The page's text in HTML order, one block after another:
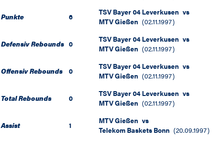
Punkte 6 TSV Bayer 04 Leverkusen vs
MTV Gießen (02.11.1997)
Defensiv Rebounds 0 TSV Bayer 04 Leverkusen vs
MTV Gießen (02.11.1997)
Offensiv Rebounds 0 TSV Bayer 04 Leverkusen vs
MTV Gießen (02.11.1997)
Total Rebounds 0 TSV Bayer 04 Leverkusen vs
MTV Gießen (02.11.1997)
Assist 1 MTV Gießen vs
Telekom Baskets Bonn (20.09.1997)